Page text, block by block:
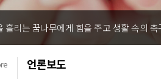
리는 꿈나무에게 힘을 주고 생활 속의
언론보도